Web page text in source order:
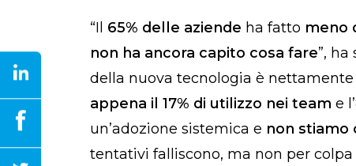
“Il 65% delle aziende ha fatto meno
non ha ancora capito cosa fare”,
della nuova tecnologia è
appena il 17% di utilizzo nei team e
un’adozione sistemica e non stiamo
tentativi falliscono, ma non per